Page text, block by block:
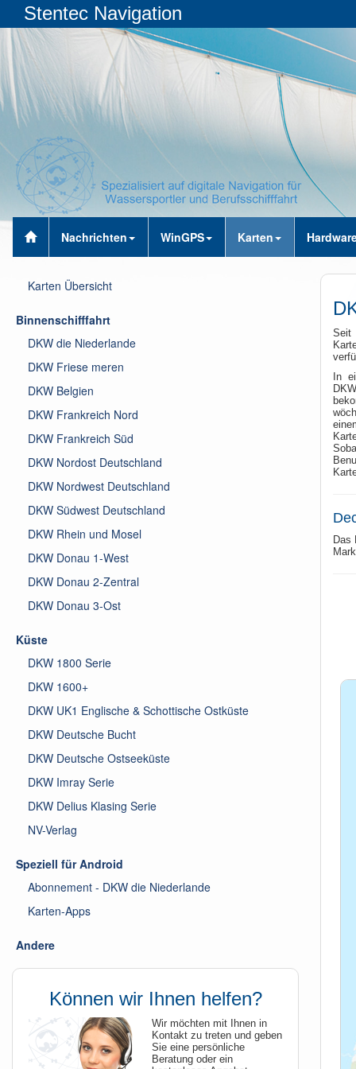
Stentec Navigation
Nachrichten WinGPS Karten
Seit
In
Das
Karten Übersicht
Binnenschifffahrt
DKW die Niederlande
DKW Friese meren
DKW Belgien
DKW Frankreich Nord
DKW Frankreich Süd
DKW Nordost Deutschland
DKW Nordwest Deutschland
DKW Südwest Deutschland
DKW Rhein und Mosel
DKW Donau 1-West
DKW Donau 2-Zentral
DKW Donau 3-Ost
Küste
DKW 1800 Serie
DKW 1600+
DKW UK1 Englische & Schottische Ostküste
DKW Deutsche Bucht
DKW Deutsche Ostseeküste
DKW Imray Serie
DKW Delius Klasing Serie
NV-Verlag
Speziell für Android
Abonnement - DKW die Niederlande
Karten-Apps
Andere
Können wir Ihnen helfen?
Wir möchten mit Ihnen in
Kontakt zu treten und geben
Sie eine persönliche
Beratung oder ein